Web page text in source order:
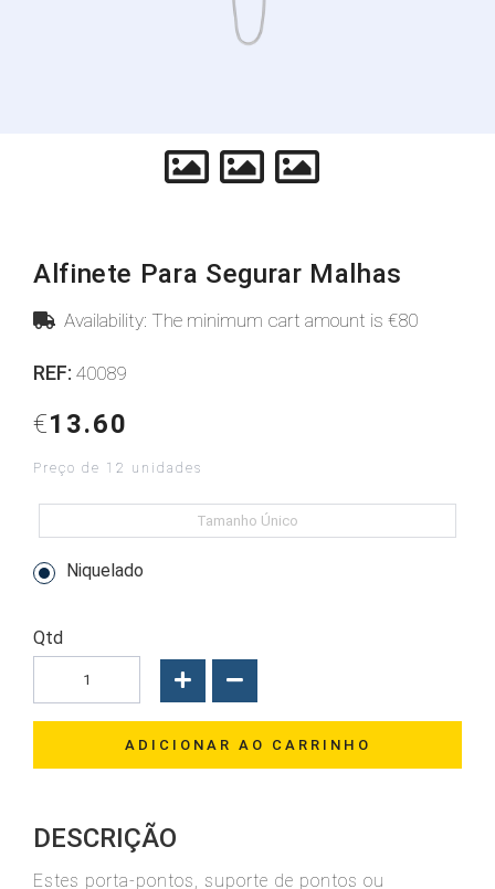
Alfinete Para Segurar Malhas
Availability: The minimum cart amount is €80
REF: 40089
€13.60
Preço de 12 unidades
Tamanho Único
Niquelado
Qtd
ADICIONAR AO CARRINHO
DESCRIÇÃO
Estes porta-pontos, suporte de pontos ou